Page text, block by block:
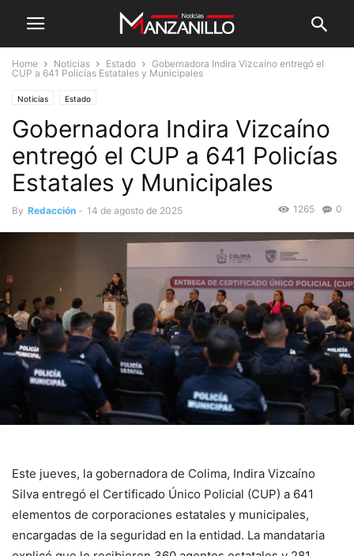
Home Noticias Estado
Gobernadora Indira Vizcaíno entregó el
CUP a 641 Policías Estatales y Municipales
Noticias Estado
Gobernadora Indira Vizcaíno
entregó el CUP a 641 Policías
Estatales y Municipales
By Redacción - 14 de agosto de 2025 0
1265
Este jueves, la gobernadora de Colima, Indira Vizcaíno
Silva entregó el Certificado Único Policial (CUP) a 641
elementos de corporaciones estatales y municipales,
encargadas de la seguridad en la entidad. La mandataria